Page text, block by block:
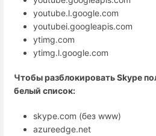
youtube.l.google.com
youtubei.googleapis.com
ytimg.com
ytimg.l.google.com
Чтобы разблокировать Skype
белый список:
skype.com (без www)
azureedge.net